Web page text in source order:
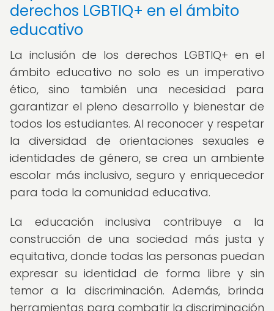
derechos LGBTIQ+ en el ámbito
educativo
La inclusión de los derechos LGBTIQ+ en el
ámbito educativo no solo es un imperativo
ético, sino también una necesidad para
garantizar el pleno desarrollo y bienestar de
todos los estudiantes. Al reconocer y respetar
la diversidad de orientaciones sexuales e
identidades de género, se crea un ambiente
escolar más inclusivo, seguro y enriquecedor
para toda la comunidad educativa.
La educación inclusiva contribuye a la
construcción de una sociedad más justa y
equitativa, donde todas las personas puedan
expresar su identidad de forma libre y sin
temor a la discriminación. Además, brinda
herramientas para combatir la discriminación